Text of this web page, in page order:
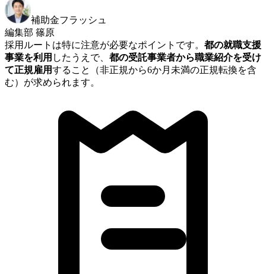
補助金フラッシュ
編集部 篠原
採用ルートは特に注意が必要なポイントです。 都の就職支援
事業を利用 したうえで、 都の受託事業者から職業紹介を受け
て正規雇用すること（非正規から6か月未満の正規転換を含
む）が求められます。